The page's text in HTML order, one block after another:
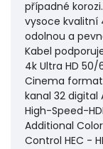
případné
vysoce kvalitní
odolnou a
Kabel
4k Ultra HD 50/
Cinema format
kanal 32
High-Speed-
Additional
Control HEC -